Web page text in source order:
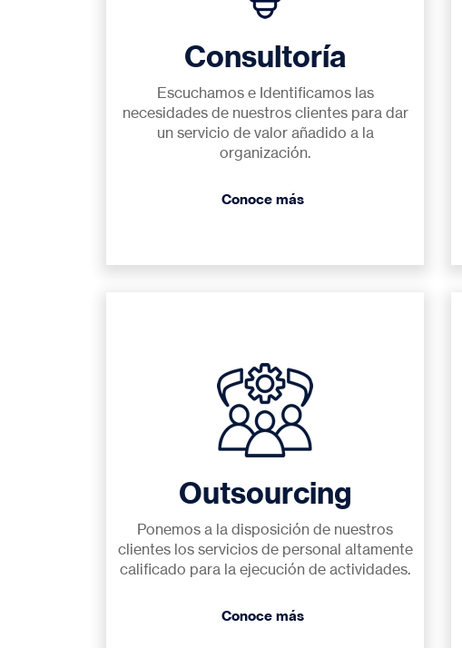
Consultoría
Escuchamos e Identificamos las
necesidades de nuestros clientes para dar
un servicio de valor añadido a la
organización.
Conoce más
Outsourcing
Ponemos a la disposición de nuestros
clientes los servicios de personal altamente
calificado para la ejecución de actividades.
Conoce más